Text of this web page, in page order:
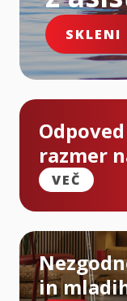
SKLENI
razmer
VEČ
in